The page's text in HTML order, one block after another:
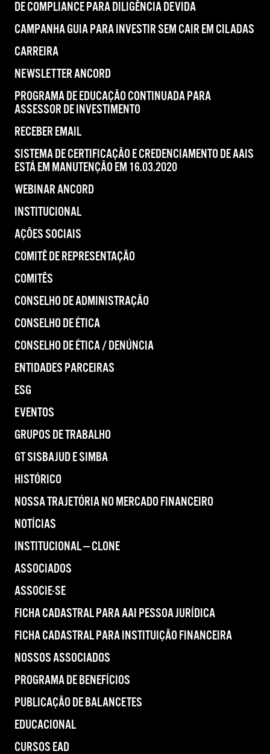
DE COMPLIANCE PARA DILIGÊNCIA DEVIDA
CAMPANHA GUIA PARA INVESTIR SEM CAIR EM CILADAS
CARREIRA
NEWSLETTER ANCORD
PROGRAMA DE EDUCAÇÃO CONTINUADA PARA
ASSESSOR DE INVESTIMENTO
RECEBER EMAIL
SISTEMA DE CERTIFICAÇÃO E CREDENCIAMENTO DE AAIS
ESTÁ EM MANUTENÇÃO EM 16.03.2020
WEBINAR ANCORD
INSTITUCIONAL
AÇÕES SOCIAIS
COMITÊ DE REPRESENTAÇÃO
COMITÊS
CONSELHO DE ADMINISTRAÇÃO
CONSELHO DE ÉTICA
CONSELHO DE ÉTICA / DENÚNCIA
ENTIDADES PARCEIRAS
ESG
EVENTOS
GRUPOS DE TRABALHO
GT SISBAJUD E SIMBA
HISTÓRICO
NOSSA TRAJETÓRIA NO MERCADO FINANCEIRO
NOTÍCIAS
INSTITUCIONAL — CLONE
ASSOCIADOS
ASSOCIE-SE
FICHA CADASTRAL PARA AAI PESSOA JURÍDICA
FICHA CADASTRAL PARA INSTITUIÇÃO FINANCEIRA
NOSSOS ASSOCIADOS
PROGRAMA DE BENEFÍCIOS
PUBLICAÇÃO DE BALANCETES
EDUCACIONAL
CURSOS EAD